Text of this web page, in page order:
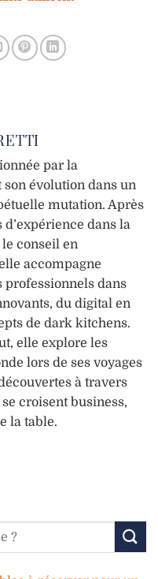
par la
son évolution dans un
mutation. Après
dans la
conseil en
accompagne
professionnels dans
du digital en
de dark kitchens.
elle explore les
lors de ses voyages
à travers
croisent business,
la table.